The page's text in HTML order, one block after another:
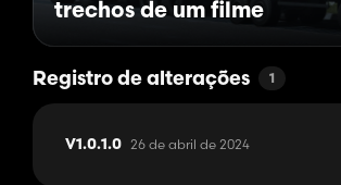
trechos de um filme
Registro de alterações 1
V1.0.1.0 26 de abril de 2024